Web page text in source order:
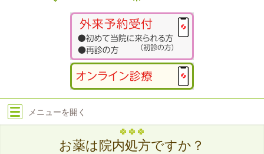
メニューを開く
お薬は院内処方ですか？